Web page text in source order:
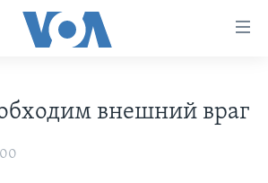
внешний враг